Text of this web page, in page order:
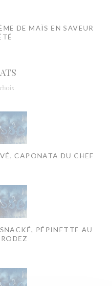
DE MAÏS EN SAVEUR
CAPONATA DU CHEF
PÉPINETTE AU